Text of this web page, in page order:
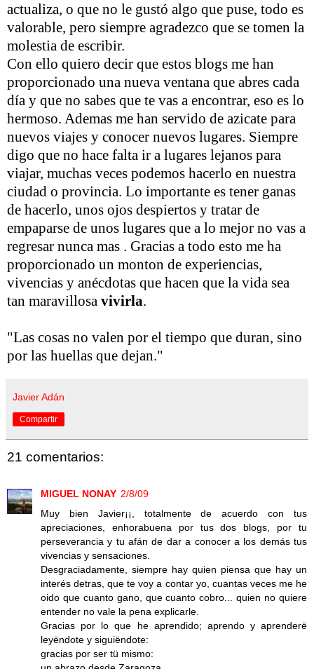
actualiza, o que no le gustó algo que puse, todo es
valorable, pero siempre agradezco que se tomen la
molestia de escribir.
Con ello quiero decir que estos blogs me han
proporcionado una nueva ventana que abres cada
día y que no sabes que te vas a encontrar, eso es lo
hermoso. Ademas me han servido de azicate para
nuevos viajes y conocer nuevos lugares. Siempre
digo que no hace falta ir a lugares lejanos para
viajar, muchas veces podemos hacerlo en nuestra
ciudad o provincia. Lo importante es tener ganas
de hacerlo, unos ojos despiertos y tratar de
empaparse de unos lugares que a lo mejor no vas a
regresar nunca mas . Gracias a todo esto me ha
proporcionado un monton de experiencias,
vivencias y anécdotas que hacen que la vida sea
tan maravillosa vivirla.
"Las cosas no valen por el tiempo que duran, sino
por las huellas que dejan."
Javier Adán
Compartir
21 comentarios:
MIGUEL NONAY 2/8/09
Muy bien Javier¡¡, totalmente de acuerdo con tus
apreciaciones, enhorabuena por tus dos blogs, por tu
perseverancia y tu afán de dar a conocer a los demás tus
vivencias y sensaciones.
Desgraciadamente, siempre hay quien piensa que hay un
interés detras, que te voy a contar yo, cuantas veces me he
oido que cuanto gano, que cuanto cobro... quien no quiere
entender no vale la pena explicarle.
Gracias por lo que he aprendido; aprendo y aprenderë
leyëndote y siguiëndote:
gracias por ser tü mismo: